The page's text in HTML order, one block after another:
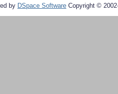
by DSpace Software Copyright ©